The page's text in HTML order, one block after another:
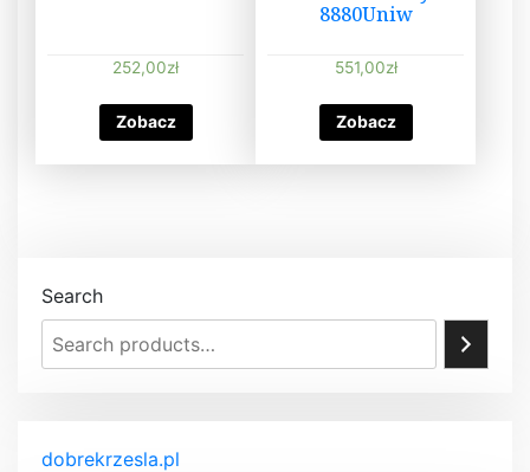
252,00zł
Zobacz
8880Uniw
551,00zł
Zobacz
Search
dobrekrzesla.pl